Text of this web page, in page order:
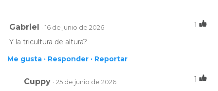
Gabriel · 16 de junio de 2026
Y la tricultura de altura?
Me gusta · Responder · Reportar
1
Cuppy · 25 de junio de 2026 1